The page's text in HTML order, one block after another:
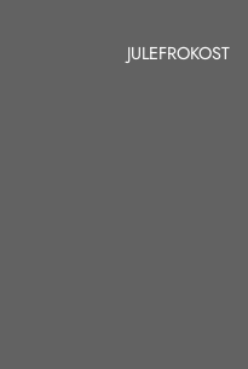
JULEFROKOST